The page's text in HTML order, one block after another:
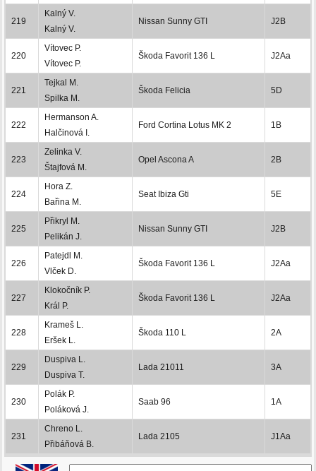
219
Kalný V.
Kalný V.
Nissan Sunny GTI J2B
220
Vítovec P.
Vítovec P.
Škoda Favorit 136 L J2Aa
221
Tejkal M.
Spilka M.
Škoda Felicia 5D
222
Hermanson A.
Halčinová I.
Ford Cortina Lotus MK 2 1B
223
Zelinka V.
Štajfová M.
Opel Ascona A 2B
224
Hora Z.
Bařina M.
Seat Ibiza Gti 5E
225
Přikryl M.
Pelikán J.
Nissan Sunny GTI J2B
226
Patejdl M.
Vlček D.
Škoda Favorit 136 L J2Aa
227
Klokočník P.
Král P.
Škoda Favorit 136 L J2Aa
228
Krameš L.
Eršek L.
Škoda 110 L 2A
229
Duspiva L.
Duspiva T.
Lada 21011 3A
230
Polák P.
Poláková J.
Saab 96 1A
231
Chreno L.
Přibáňová B.
Lada 2105 J1Aa